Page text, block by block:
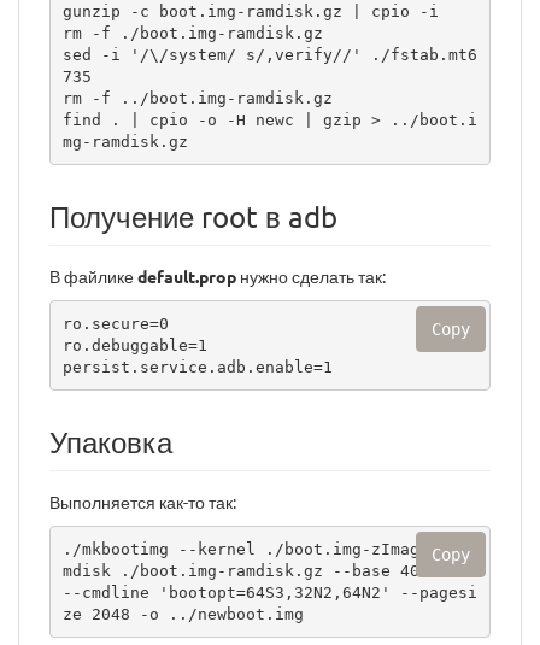
gunzip -c boot.img-ramdisk.gz | cpio -i
rm -f ./boot.img-ramdisk.gz
sed -i '/\/system/ s/,verify//' ./fstab.mt6
735
rm -f ../boot.img-ramdisk.gz
find . | cpio -o -H newc | gzip > ../boot.i
mg-ramdisk.gz
Получение root в adb
В файликеdefault.prop нужно сделать так:
ro.secure=0
ro.debuggable=1
persist.service.adb.enable=1
Copy
Упаковка
Выполняется как-то так:
./mkbootimg --kernel ./boot.img-zImage --ra
mdisk ./boot.img-ramdisk.gz --base 40078000
--cmdline 'bootopt=64S3,32N2,64N2' --pagesi
ze 2048 -o ../newboot.img
Copy